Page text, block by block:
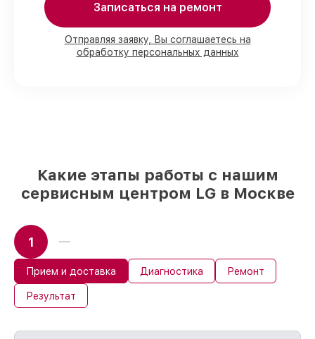
80%
ремонтов по ремонту выполняются
с возможностью присутствия владельца
90%запчастей LG готовы к установке в
сделаем за 1–2 часа, при немедленном
старте работ
Записаться на ремонт
Отправляя заявку, Вы соглашаетесь на
обработку персональных данных
Какие этапы работы с нашим
сервисным центром LG в Москве
1
Прием и доставка Диагностика Ремонт
Результат